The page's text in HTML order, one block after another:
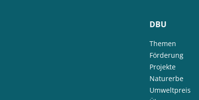
DBU
Themen
Förderung
Projekte
Naturerbe
Umweltpreis